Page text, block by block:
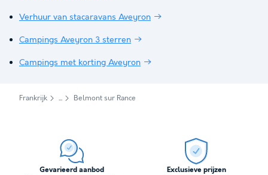
Verhuur van stacaravans Aveyron
Campings Aveyron 3 sterren
Campings met korting Aveyron
Frankrijk Belmont sur Rance
Gevarieerd aanbod Exclusieve prijzen